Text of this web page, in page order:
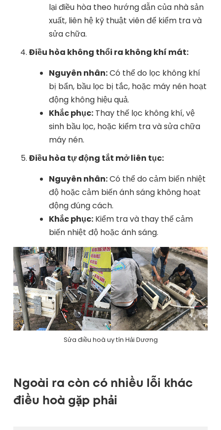
lại điều hòa theo hướng dẫn của nhà sản
xuất, liên hệ kỹ thuật viên để kiểm tra và
sửa chữa.
Điều hòa không thổi ra không khí mát:
Nguyên nhân:Có thể do lọc không khí
bị bẩn, bầu lọc bị tắc, hoặc máy nén hoạt
động không hiệu quả.
Khắc phục: Thay thế lọc không khí, vệ
sinh bầu lọc, hoặc kiểm tra và sửa chữa
máy nén.
Điều hòa tự động tắt mở liên tục:
Nguyên nhân:Có thể do cảm biến nhiệt
độ hoặc cảm biến ánh sáng không hoạt
động đúng cách.
Khắc phục: Kiểm tra và thay thế cảm
biến nhiệt độ hoặc ánh sáng.
Sửa điều hoà uy tín Hải Dương
Ngoài ra còn có nhiều lỗi khác
điều hoà gặp phải